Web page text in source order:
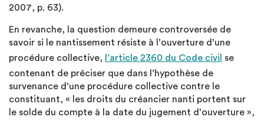
2007, p. 63).
En revanche, la question demeure controversée de
savoir si le nantissement résiste à l’ouverture d’une
procédure collective, l’article 2360 du Code civil
se
contenant de préciser que dans l’hypothèse de
survenance d’une procédure collective contre le
constituant, « les droits du créancier nanti portent sur
le solde du compte à la date du jugement d’ouverture »,